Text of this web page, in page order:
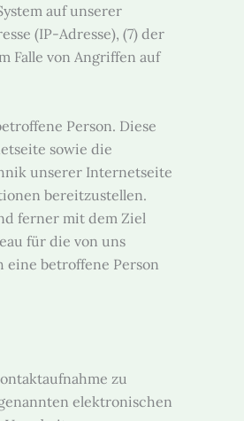
auf unserer
(IP-Adresse), (7) der
Falle von Angriffen auf
Person. Diese
sowie die
unserer Internetseite
bereitzustellen.
ferner mit dem Ziel
für die von uns
betroffene Person
zu
elektronischen